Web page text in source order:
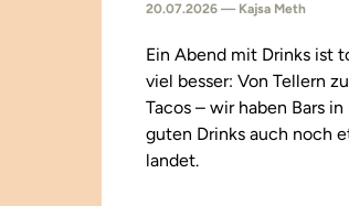
20.07.2026 — Kajsa Meth
Ein Abend mit Drinks ist
viel besser: Von Tellern
Tacos – wir haben Bars
guten Drinks auch noch
landet.